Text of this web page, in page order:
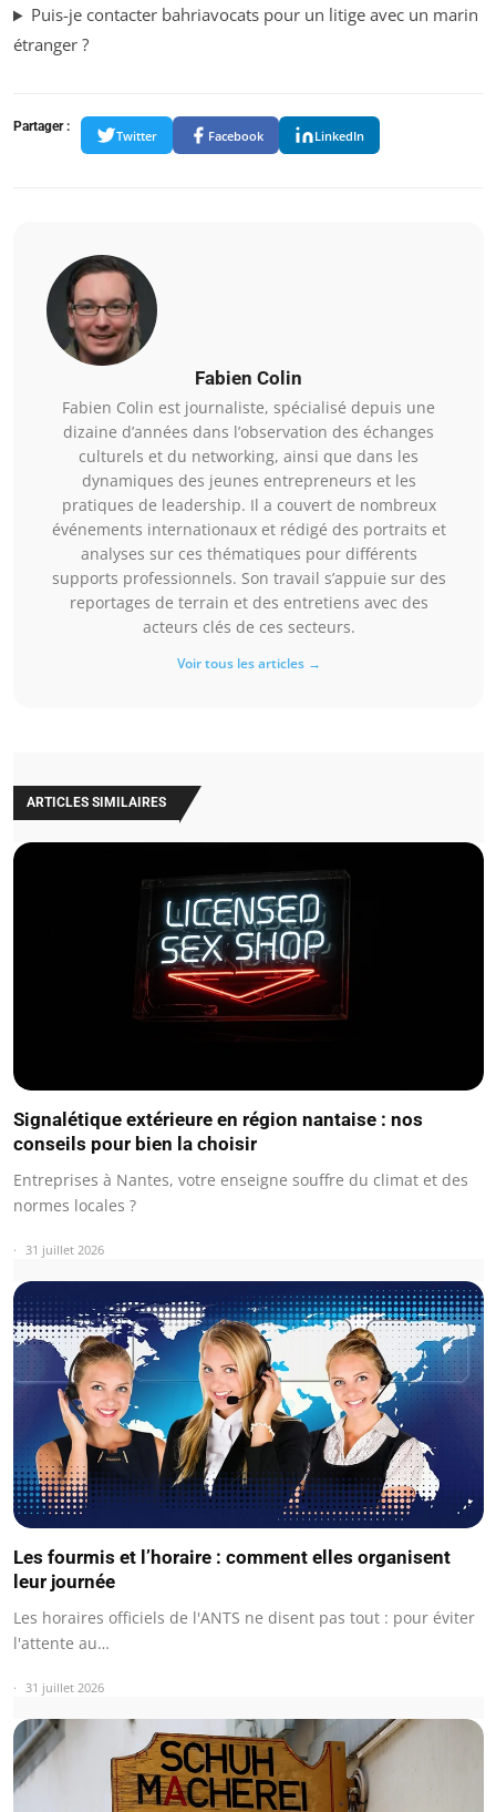
Puis-je contacter bahriavocats pour un litige avec un marin
étranger ?
Partager :
Twitter Facebook LinkedIn
Fabien Colin
Fabien Colin est journaliste, spécialisé depuis une
dizaine d’années dans l’observation des échanges
culturels et du networking, ainsi que dans les
dynamiques des jeunes entrepreneurs et les
pratiques de leadership. Il a couvert de nombreux
événements internationaux et rédigé des portraits et
analyses sur ces thématiques pour différents
supports professionnels. Son travail s’appuie sur des
reportages de terrain et des entretiens avec des
acteurs clés de ces secteurs.
Voir tous les articles →
ARTICLES SIMILAIRES
Signalétique extérieure en région nantaise : nos
conseils pour bien la choisir
Entreprises à Nantes, votre enseigne souffre du climat et des
normes locales ?
31 juillet 2026
Les fourmis et l’horaire : comment elles organisent
leur journée
Les horaires officiels de l'ANTS ne disent pas tout : pour éviter
l'attente au…
31 juillet 2026